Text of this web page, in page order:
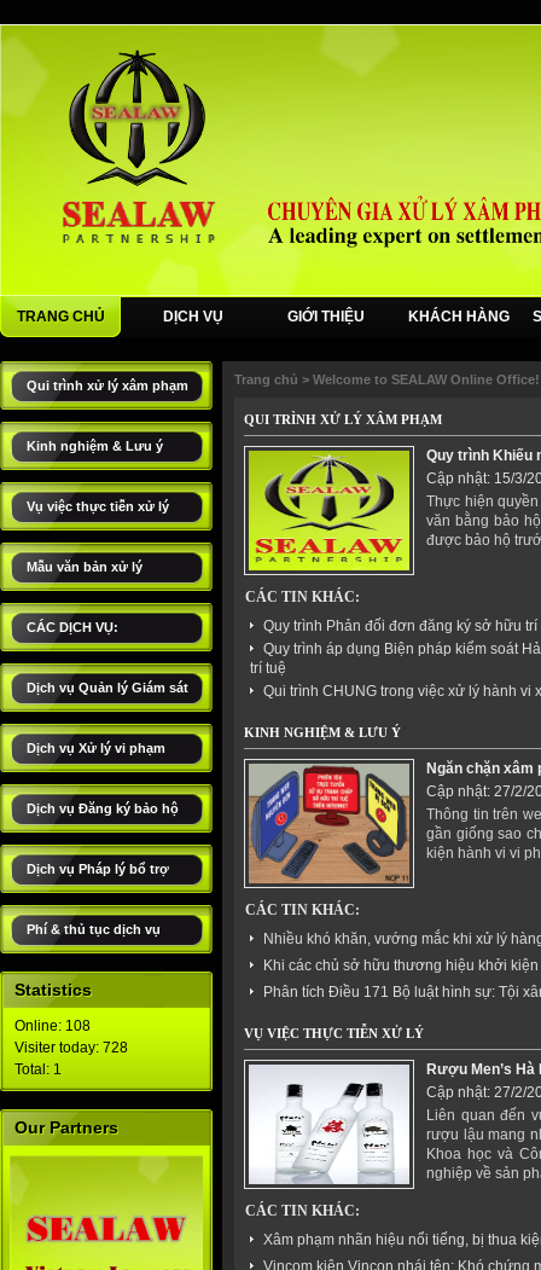
TRANG CHỦ DỊCH VỤ GIỚI THIỆU KHÁCH HÀNG
Qui trình xử lý xâm phạm
Kinh nghiệm & Lưu ý
Vụ việc thực tiễn xử lý
Mẫu văn bản xử lý
CÁC DỊCH VỤ:
Dịch vụ Quản lý Giám sát
Dịch vụ Xử lý vi phạm
Dịch vụ Đăng ký bảo hộ
Dịch vụ Pháp lý bổ trợ
Phí & thủ tục dịch vụ
Statistics
Online: 108
Visiter today: 728
Total: 1
Our Partners
Trang chủ > Welcome to SEALAW Online Office!
QUI TRÌNH XỬ LÝ XÂM PHẠM
Quy trình Khiếu
Cập nhật: 15/3/
Thực hiện
văn bằng bảo
được bảo hộ
CÁC TIN KHÁC:
Quy trình Phản đối đơn đăng ký sở hữu trí
Quy trình áp dụng Biện pháp kiểm soát
trí tuệ
Qui trình CHUNG trong việc xử lý hành vi
KINH NGHIỆM & LƯU Ý
Ngăn chặn xâm
Cập nhật: 27/2/
Thông tin trên
gần giống sao
kiện hành vi vi
CÁC TIN KHÁC:
Nhiều khó khăn, vướng mắc khi xử lý
Khi các chủ sở hữu thương hiệu khởi kiện
Phân tích Ðiều 171 Bộ luật hình sự: Tội
VỤ VIỆC THỰC TIỄN XỬ LÝ
Rượu Men’s
Cập nhật: 27/2/
Liên quan đến
rượu lậu mang
Khoa học và
nghiệp về sản
CÁC TIN KHÁC:
Xâm phạm nhãn hiệu nổi tiếng, bị thua
Vincom kiện Vincon nhái tên: Khó chứng